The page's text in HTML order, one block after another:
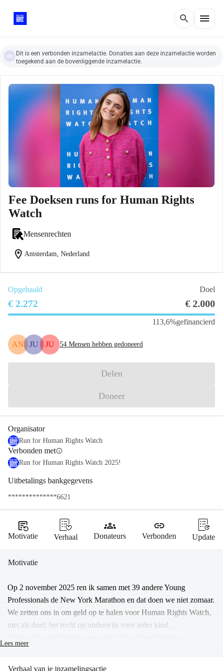
search menu
Dit is een verbonden inzamelactie. Donaties aan deze inzamelactie worden
toegekend aan de bovenliggende inzamelactie.
Fee Doeksen runs for Human Rights
Watch
Mensenrechten
location_on Amsterdam, Nederland
Opgehaald Doel
€ 2.272 € 2.000
113,6%gefinancierd
AN JU JU 54 Mensen hebben gedoneerd
Delen
Doneer
Organisator
Run for Human Rights Watch
Verbonden metinfo
Run for Human Rights Watch 2025!
Uitbetalings bankgegevens
**************6621
source_notes
Motivatie Verhaal
groups
Donateurs
link
Verbonden Update
Motivatie
Op 2 november 2025 ren ik samen met 39 andere Young
Professionals de New York Marathon en dat doen we niet zomaar.
We zetten ons in om geld op te halen voor Human Rights Watch,
met als doel: het recht op onderwijs voor ieder kind.
Lees meer
Verhaal van je inzamelingsactie